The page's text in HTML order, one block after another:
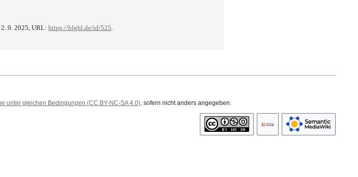
2. 9. 2025, URL:https://blgbl.de/id/525.
unter gleichen Bedingungen (CC BY-NC-SA 4.0), sofern nicht anders angegeben.